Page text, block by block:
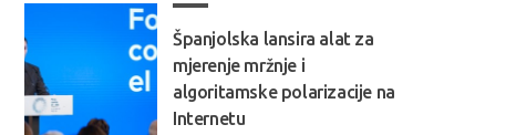
Španjolska lansira alat za
mjerenje mržnje i
algoritamske polarizacije na
Internetu